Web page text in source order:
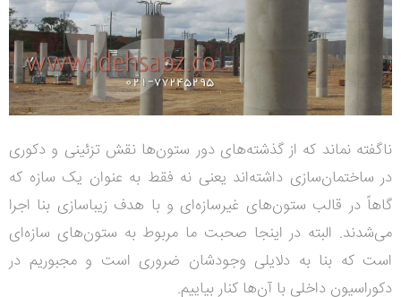
ناگفته نماند که از گذشته‌های دور ستون‌ها نقش تزئینی و دکوری
در ساختمان‌سازی داشته‌اند یعنی نه فقط به عنوان یک سازه که
گاهاً در قالب ستون‌های غیرسازه‌ای و با هدف زیباسازی بنا اجرا
می‌شدند. البته در اینجا صحبت ما مربوط به ستون‌های سازه‌ای
است که بنا به دلایلی وجودشان ضروری است و مجبوریم در
دکوراسیون داخلی با آن‌ها کنار بیاییم.